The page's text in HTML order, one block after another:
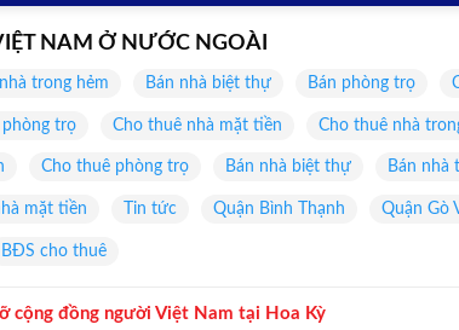
NAM Ở NƯỚC NGOÀI
trong hẻm Bán nhà biệt thự Bán phòng trọ
phòng trọ Cho thuê nhà mặt tiền Cho thuê nhà
Cho thuê phòng trọ Bán nhà biệt thự Bán nhà
mặt tiền Tin tức Quận Bình Thạnh Quận Gò
BĐS cho thuê
cộng đồng người Việt Nam tại Hoa Kỳ